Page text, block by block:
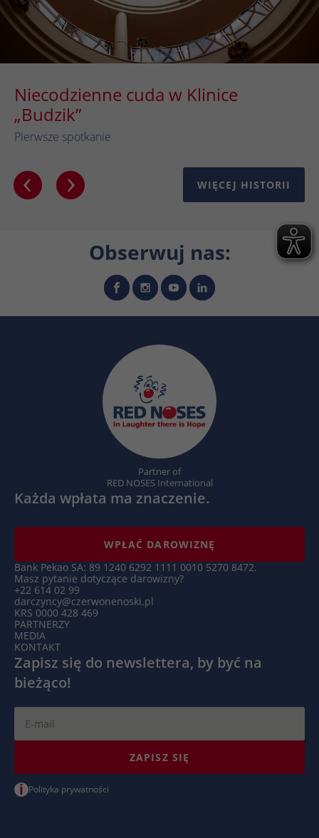
Niecodzienne cuda w Klinice
„Budzik”
Pierwsze spotkanie
WIĘCEJ HISTORII
Obserwuj nas:
Partner of
RED NOSES International
Każda wpłata ma znaczenie.
WPŁAĆ DAROWIZNĘ
Bank Pekao SA: 89 1240 6292 1111 0010 5270 8472.
Masz pytanie dotyczące darowizny?
+22 614 02 99
darczyncy@czerwonenoski.pl
KRS 0000 428 469
PARTNERZY
MEDIA
KONTAKT
Zapisz się do newslettera, by być na
bieżąco!
ZAPISZ SIĘ
i Polityka prywatności